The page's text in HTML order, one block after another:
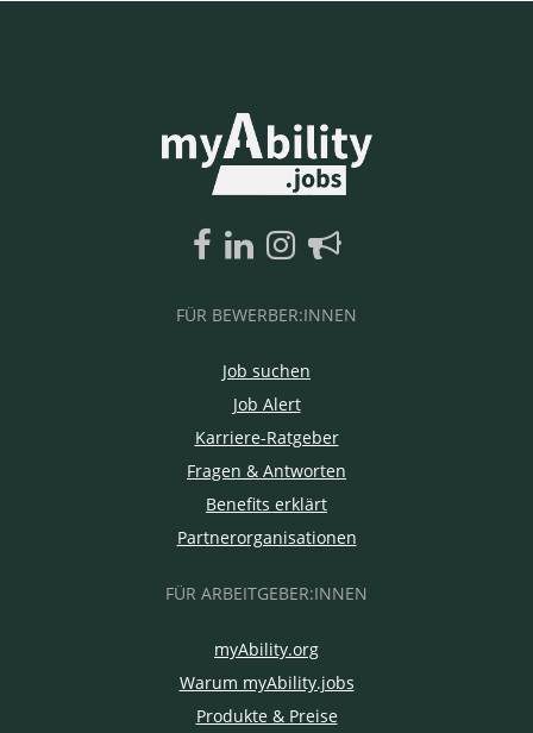
FÜR BEWERBER:INNEN
Job suchen
Job Alert
Karriere-Ratgeber
Fragen & Antworten
Benefits erklärt
Partnerorganisationen
FÜR ARBEITGEBER:INNEN
myAbility.org
Warum myAbility.jobs
Produkte & Preise